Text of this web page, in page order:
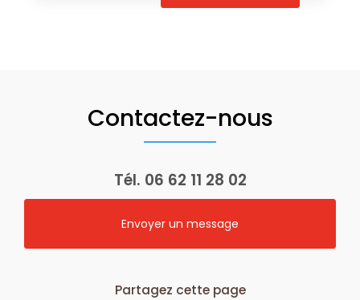
Contactez-nous
Tél. 06 62 11 28 02
Envoyer un message
Partagez cette page